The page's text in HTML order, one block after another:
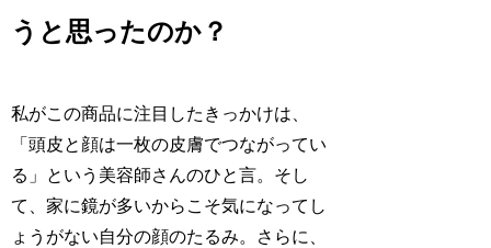
うと思ったのか？
私がこの商品に注目したきっかけは、
「頭皮と顔は一枚の皮膚でつながってい
る」という美容師さんのひと言。そし
て、家に鏡が多いからこそ気になってし
ょうがない自分の顔のたるみ。さらに、